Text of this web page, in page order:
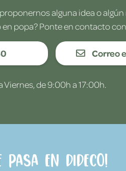
alguna idea o
popa? Ponte en contacto
Correo
de 9:00h a 17:00h.
en Dideco!